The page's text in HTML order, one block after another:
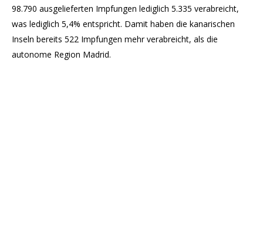
98.790 ausgelieferten Impfungen lediglich 5.335 verabreicht,
was lediglich 5,4% entspricht. Damit haben die kanarischen
Inseln bereits 522 Impfungen mehr verabreicht, als die
autonome Region Madrid.